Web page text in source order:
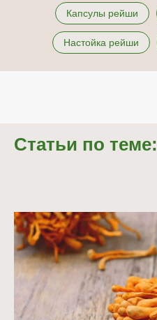
Капсулы рейши
Настойка рейши
Статьи по теме: